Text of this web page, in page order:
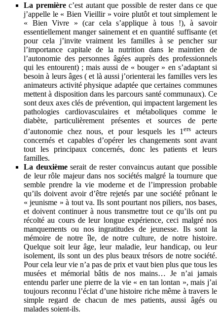
La premièrec’est autant que possible de rester dans ce que
j’appelle le « Bien Vieillir » voire plutôt et tout simplement le
« Bien Vivre » (car cela s’applique à tous !), à savoir
essentiellement manger sainement et en quantité suffisante (et
pour cela j’invite vraiment les familles à se pencher sur
l’importance capitale de la nutrition dans le maintien de
l’autonomie des personnes âgées auprès des professionnels
qui les entourent) ; mais aussi de « bouger » en s’adaptant si
besoin à leurs âges ( et là aussi j’orienterai les familles vers les
animateurs activité physique adaptée que certaines communes
mettent à disposition dans les parcours santé communaux). Ce
sont deux axes clés de prévention, qui impactent largement les
pathologies cardiovasculaires et métaboliques comme le
diabète, particulièrement présentes et sources de perte
d’autonomie chez nous, et pour lesquels les 1ers acteurs
concernés et capables d’opérer les changements sont avant
tout les principaux concernés, donc les patients et leurs
familles.
La deuxièmeserait de rester convaincus autant que possible
de leur rôle majeur dans nos sociétés malgré la tournure que
semble prendre la vie moderne et de l’impression probable
qu’ils doivent avoir d’être rejetés par une société prônant le
« jeunisme » à tout va. Ils sont pourtant nos piliers, nos bases,
et doivent continuer à nous transmettre tout ce qu’ils ont pu
récolté au cours de leur longue expérience, ceci malgré nos
manquements ou nos ingratitudes de jeunesse. Ils sont la
mémoire de notre île, de notre culture, de notre histoire.
Quelque soit leur âge, leur maladie, leur handicap, ou leur
isolement, ils sont un des plus beaux trésors de notre société.
Pour cela leur vie n’a pas de prix et vaut bien plus que tous les
musées et mémorial bâtis de nos mains… Je n’ai jamais
entendu parler une pierre de la vie « en tan lontan », mais j’ai
toujours reconnu l’éclat d’une histoire riche même à travers le
simple regard de chacun de mes patients, aussi âgés ou
malades soient-ils.